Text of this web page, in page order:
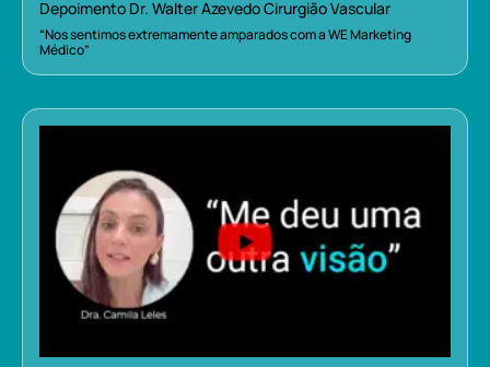
Depoimento Dr. Walter Azevedo Cirurgião Vascular
“Nos sentimos extremamente amparados com a WE Marketing
Médico”